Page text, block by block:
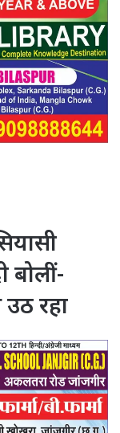
बोलीं-
रहा